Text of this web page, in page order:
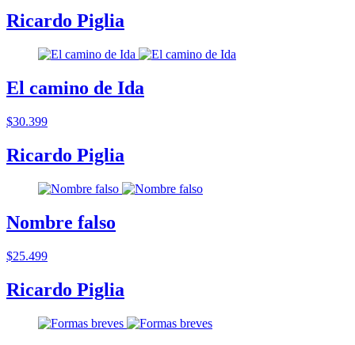
Ricardo Piglia
El camino de Ida
$30.399
Ricardo Piglia
Nombre falso
$25.499
Ricardo Piglia